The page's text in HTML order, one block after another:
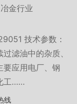
金行业
技术参数：
滤油中的杂质、
要应用电厂、钢
工……
线